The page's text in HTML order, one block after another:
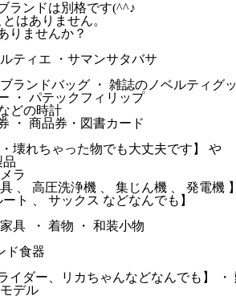
ランドは別格です(^^♪
はありません。
りませんか？
ティエ ・サマンサタバサ
ランドバッグ ・ 雑誌のノベルティグ
・ パテックフィリップ
どの時計
・ 商品券・図書カード
壊れちゃった物でも大丈夫です】 や
品
ラ
、 高圧洗浄機 、 集じん機 、 発電機 】
ト 、 サックス などなんでも】
具 ・ 着物 ・ 和装小物
ド食器
ダー、リカちゃんなどなんでも】 ・
デル